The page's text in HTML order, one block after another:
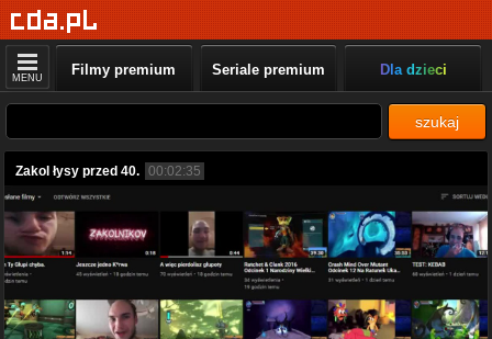
MENU Filmy premium Seriale premium Dla dzieci
szukaj
Zakol łysy przed 40. 00:02:35